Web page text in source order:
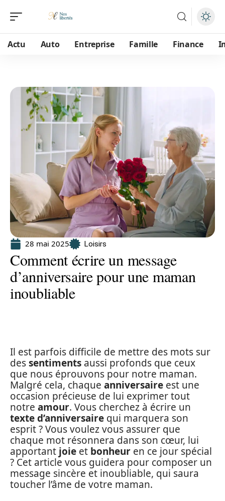
Actu Auto Entreprise Famille Finance
28 mai 2025 Loisirs
Comment écrire un message
d’anniversaire pour une maman
inoubliable
Il est parfois difficile de mettre des mots sur
dessentiments aussi profonds que ceux
que nous éprouvons pour notre maman.
Malgré cela, chaque anniversaire est une
occasion précieuse de lui exprimer tout
notre amour. Vous cherchez à écrire un
texte d’anniversaire qui marquera son
esprit ? Vous voulez vous assurer que
chaque mot résonnera dans son cœur, lui
apportant joie et bonheur en ce jour spécial
? Cet article vous guidera pour composer un
message sincère et inoubliable, qui saura
toucher l’âme de votre maman.